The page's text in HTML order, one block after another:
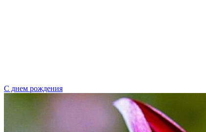
С днем рождения